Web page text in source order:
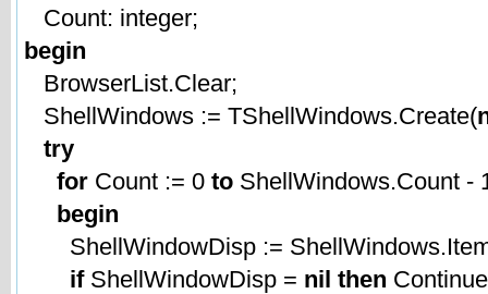
Count: integer;
begin
BrowserList.Clear;
ShellWindows := TShellWindows.Create(
try
for Count := 0 to ShellWindows.Count -
begin
ShellWindowDisp :=
ifShellWindowDisp = nil then